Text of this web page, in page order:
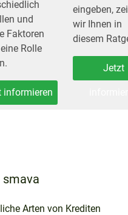
und
Faktoren
Rolle
informieren
eingeben,
wir Ihnen in
diesem
Jetzt
Arten von Krediten